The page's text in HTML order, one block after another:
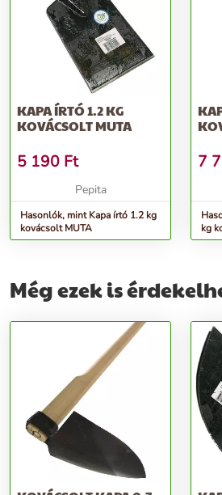
KAPA ÍRTÓ 1.2 KG
KOVÁCSOLT MUTA
5 190 Ft
Pepita
Hasonlók, mint Kapa írtó 1.2 kg
kovácsolt MUTA
7
kg
Még ezek is